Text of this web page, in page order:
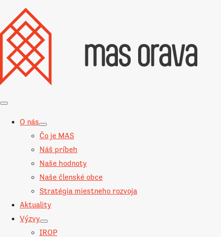
O nás
Čo je MAS
Náš príbeh
Naše hodnoty
Naše členské obce
Stratégia miestneho rozvoja
Aktuality
Výzvy
IROP